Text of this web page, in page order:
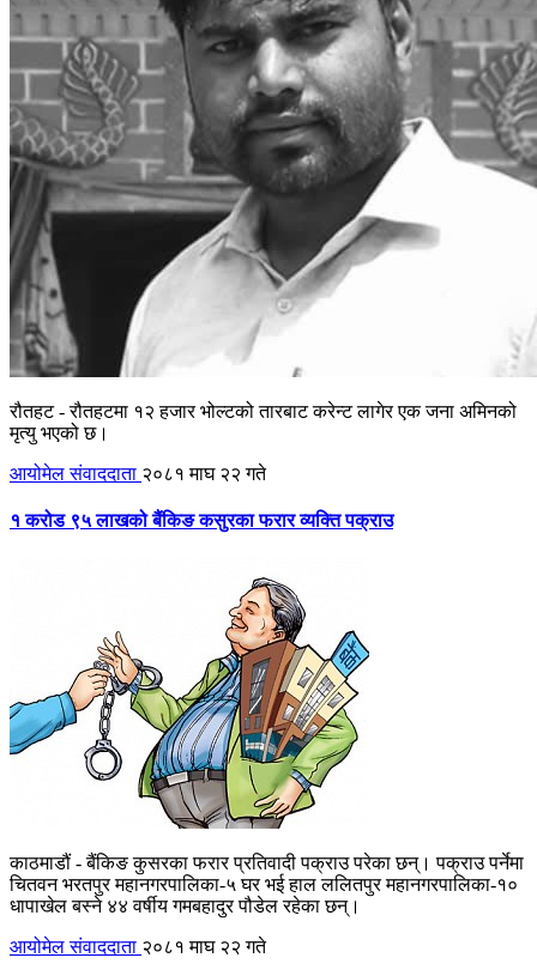
रौतहट - रौतहटमा १२ हजार भोल्टको तारबाट करेन्ट लागेर एक जना अमिनको
मृत्यु भएको छ।
आयोमेल संवाददाता २०८१ माघ २२ गते
१ करोड ९५ लाखको बैंकिङ कसुरका फरार व्यक्ति पक्राउ
काठमाडौं - बैंकिङ कुसरका फरार प्रतिवादी पक्राउ परेका छन्। पक्राउ पर्नेमा
चितवन भरतपुर महानगरपालिका-५ घर भई हाल ललितपुर महानगरपालिका-१०
धापाखेल बस्ने ४४ वर्षीय गमबहादुर पौडेल रहेका छन्।
आयोमेल संवाददाता २०८१ माघ २२ गते